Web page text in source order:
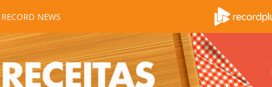
RECORD NEWS